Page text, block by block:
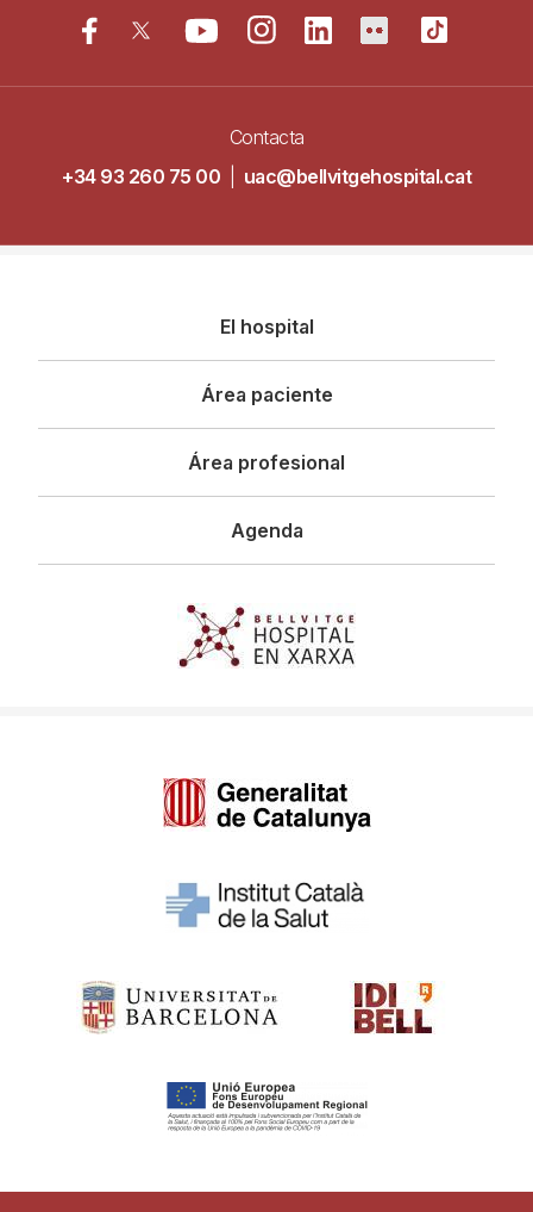
Contacta
+34 93 260 75 00
uac@bellvitgehospital.cat
principal
El hospital
Área paciente
Área profesional
Agenda